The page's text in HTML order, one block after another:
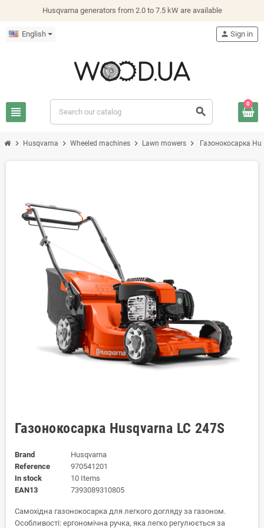
Husqvarna generators from 2.0 to 7.5 kW are available
English
view_headline search
person Sign in
0
chevron_right Husqvarna chevron_right Wheeled machines chevron_right Lawn mowers chevron_right Газонокосарка
Газонокосарка Husqvarna LC 247S
Brand
Husqvarna
Reference
970541201
In stock
10 Items
EAN13
7393089310805
Самохідна газонокосарка для легкого догляду за газоном.
Особливості: ергономічна ручка, яка легко регулюється за